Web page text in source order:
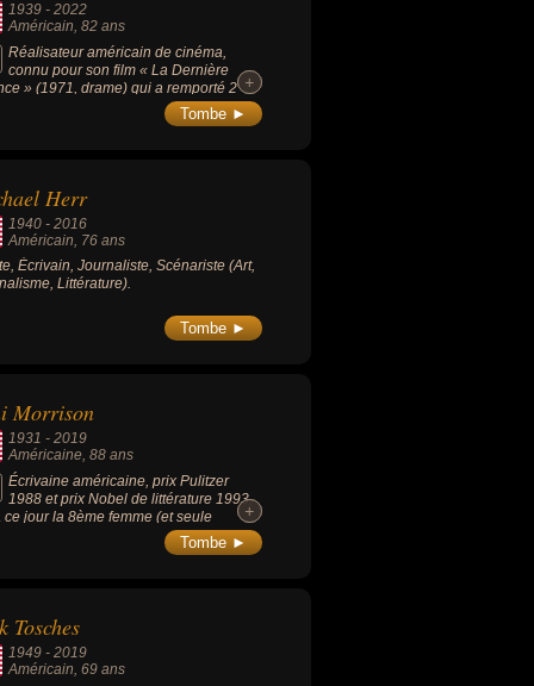
Babel » (1975), « Réelles présences
ou « Le transport de A.H. » (1982).
1939 -2022
Américain , 82 ans
Réalisateur américain de cinéma,
connu pour son film « La Dernière
» (1971, drame) qui a remporté 2 +
+
Tombe ►
Herr
1940 -2016
Américain , 76 ans
Écrivain, Journaliste, Scénariste (Art,
Littérature).
Tombe ►
Morrison
1931 -2019
Américaine, 88 ans
Écrivaine américaine, prix Pulitzer
1988 et prix Nobel de littérature 1993,
ce jour la 8ème femme (et seule
afro-américain) à avoir reçu cette
Elle est connu pour ses romans :
+
+
Tombe ►
Tosches
1949 -2019
Américain, 69 ans